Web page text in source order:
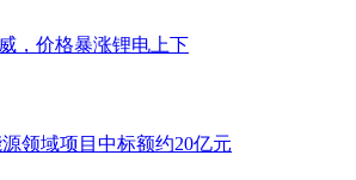
，价格暴涨锂电上下
领域项目中标额约20亿元